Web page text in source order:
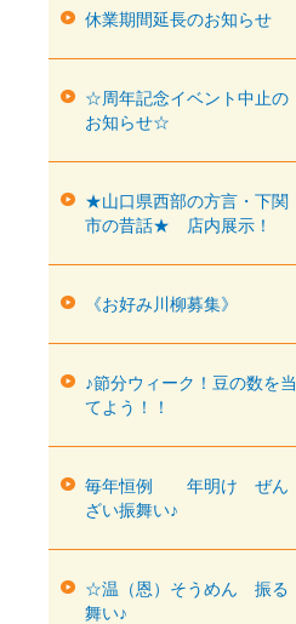
休業期間延長のお知らせ
☆周年記念イベント中止の
お知らせ☆
★山口県西部の方言・下関
市の昔話★ 店内展示！
《お好み川柳募集》
♪節分ウィーク！豆の数を当
てよう！！
毎年恒例 年明け ぜん
ざい振舞い♪
☆温（恩）そうめん 振る
舞い♪